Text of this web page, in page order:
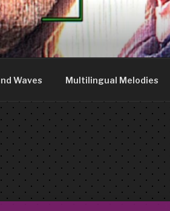
We are just what you see.
Waves Multilingual Melodies